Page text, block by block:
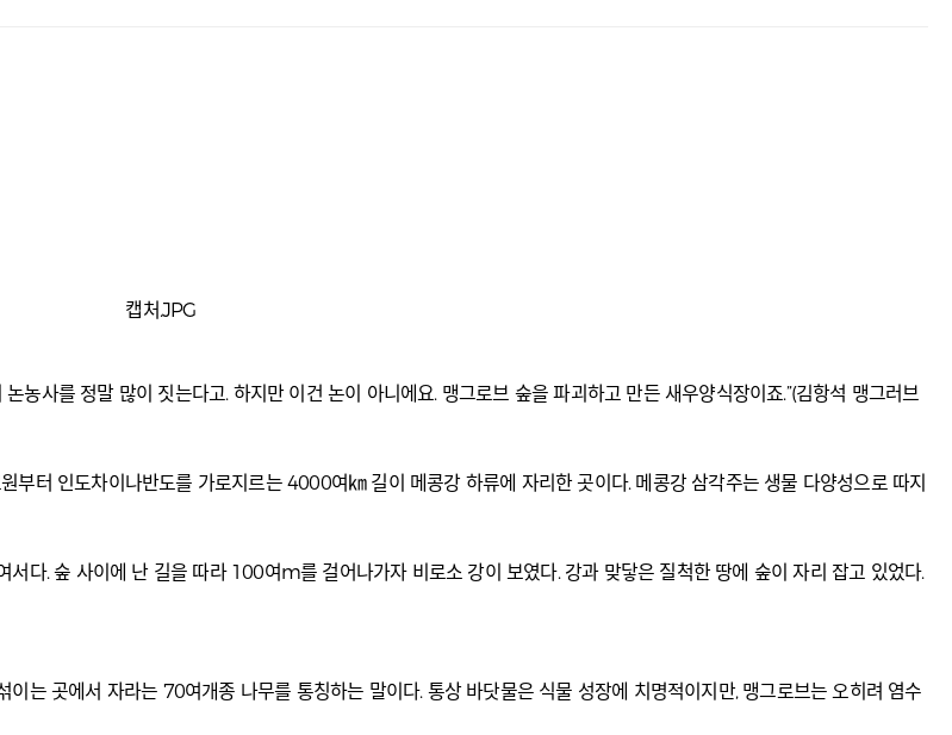
농사를 정말 많이 짓는다고. 하지만 이건 논이 아니에요. 맹그로브 숲을 파괴하고 만든 새우양식장이죠.”(김항석 맹그러브
터 인도차이나반도를 가로지르는 4000여㎞ 길이 메콩강 하류에 자리한 곳이다. 메콩강 삼각주는 생물 다양성으로 따지
다. 숲 사이에 난 길을 따라 100여m를 걸어나가자 비로소 강이 보였다. 강과 맞닿은 질척한 땅에 숲이 자리 잡고 있었다.
는 곳에서 자라는 70여개종 나무를 통칭하는 말이다. 통상 바닷물은 식물 성장에 치명적이지만, 맹그로브는 오히려 염수